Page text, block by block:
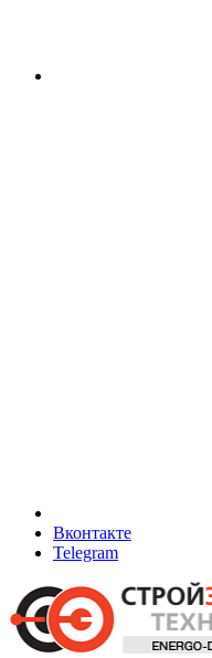
Вконтакте
Telegram